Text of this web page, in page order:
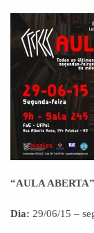
“AULA ABERTA”
Dia: 29/06/15 –